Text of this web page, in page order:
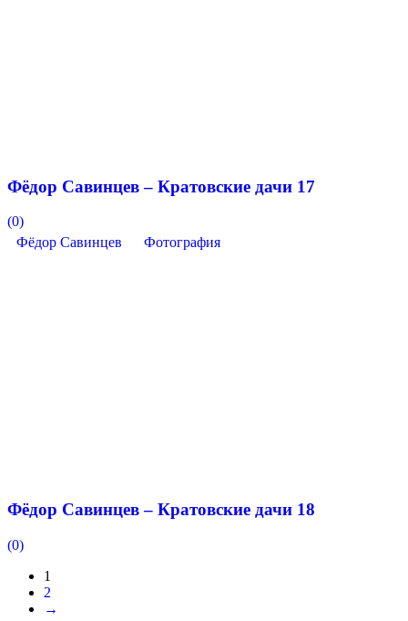
Фёдор Савинцев – Кратовские дачи 17
(0)
Фёдор Савинцев
Фотография
Фёдор Савинцев – Кратовские дачи 18
(0)
1
2
→